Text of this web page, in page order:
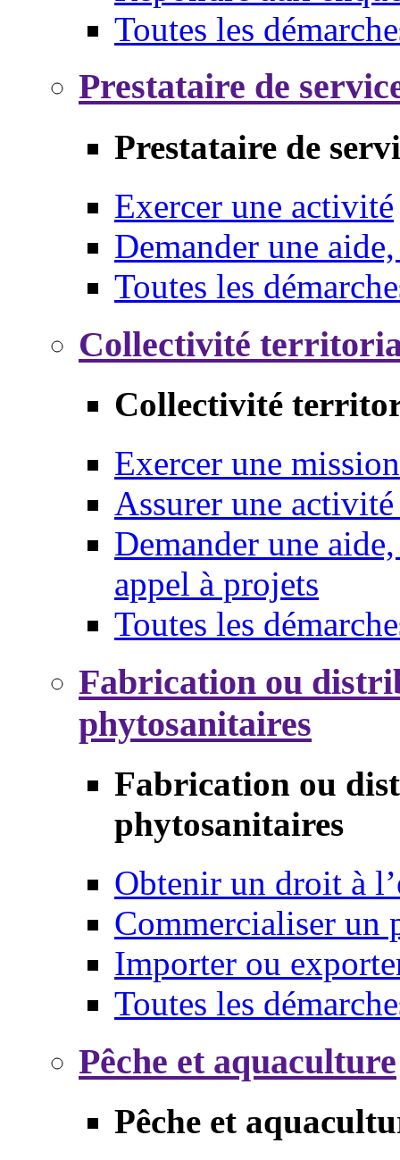
Toutes les
Prestataire de
Prestataire de
Exercer une activité
Demander une
Toutes les
Collectivité
Collectivité
Exercer une mission
Assurer une
Demander une
appel à projets
Toutes les
Fabrication ou
phytosanitaires
Fabrication ou
phytosanitaires
Obtenir un droit à
Commercialiser un
Importer ou
Toutes les
Pêche et aquaculture
Pêche et